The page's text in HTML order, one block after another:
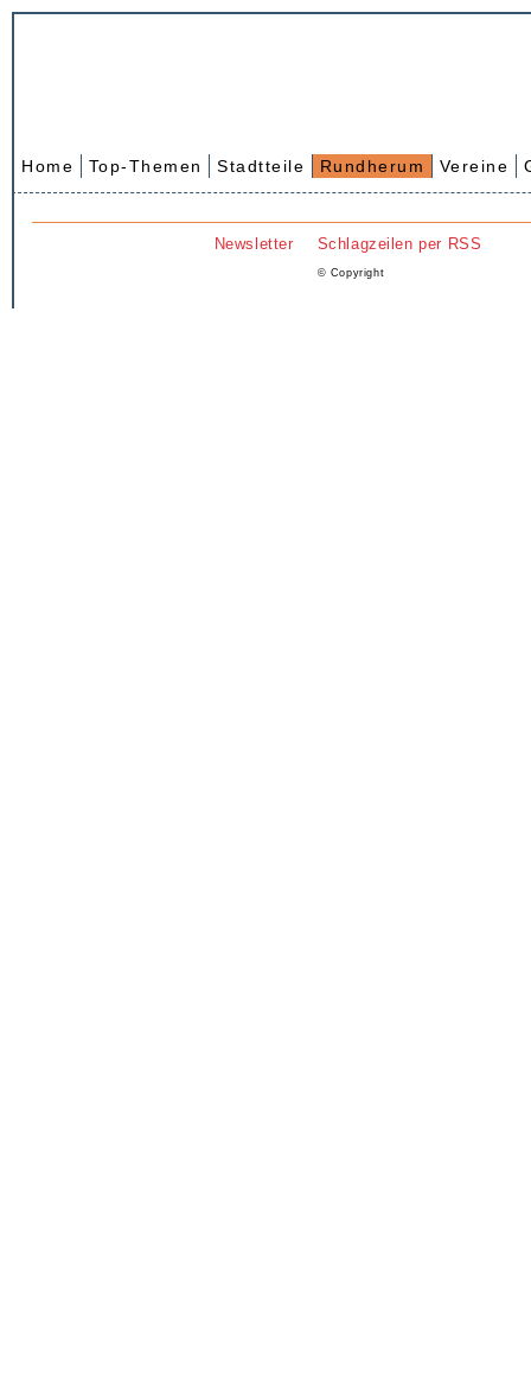
Home Top-Themen Stadtteile Rundherum Vereine
Newsletter Schlagzeilen per RSS
© Copyright